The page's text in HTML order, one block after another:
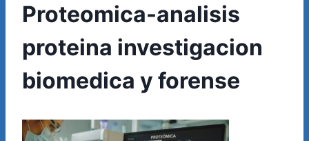
Proteomica-analisis
proteina investigacion
biomedica y forense